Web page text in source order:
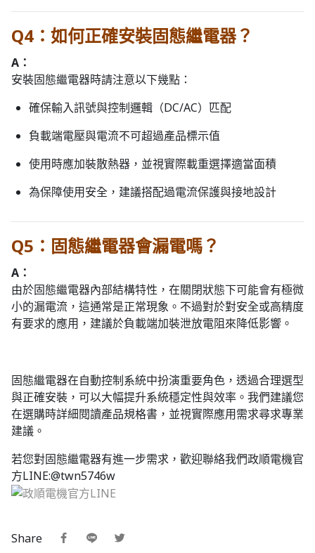
Q4：如何正確安裝固態繼電器？
A：
安裝固態繼電器時請注意以下幾點：
確保輸入訊號與控制邏輯（DC/AC）匹配
負載端電壓與電流不可超過產品標示值
使用時應加裝散熱器，並視實際載重選擇適當面積
為保障使用安全，建議搭配過電流保護與接地設計
Q5：固態繼電器會漏電嗎？
A：
由於固態繼電器內部結構特性，在關閉狀態下可能會有極微
小的漏電流，這通常是正常現象。不過對於對安全或高精度
有要求的應用，建議於負載端加裝泄放電阻來降低影響。
固態繼電器在自動控制系統中扮演重要角色，透過合理選型
與正確安裝，可以大幅提升系統穩定性與效率。我們建議您
在選購時詳細閱讀產品規格書，並視實際應用需求尋求專業
建議。
若您對固態繼電器有進一步需求，歡迎聯絡我們政順電機官
方LINE:@twn5746w
Share